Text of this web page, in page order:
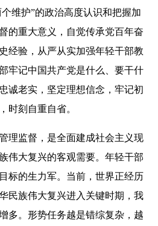
维护”的政治高度认识和把握加
的重大意义，自觉传承党百年奋
经验，从严从实加强年轻干部教
牢记中国共产党是什么、要干什
诚老实，坚定理想信念，牢记初
时刻自重自省。
监督，是全面建成社会主义现
伟大复兴的客观需要。年轻干部
标的生力军。当前，世界正经历
民族伟大复兴进入关键时期，我
多。形势任务越是错综复杂，越